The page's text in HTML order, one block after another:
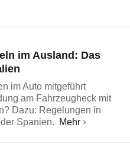
im Ausland: Das
im Auto mitgeführt
am Fahrzeugheck mit
Dazu: Regelungen in
Spanien.
Mehr